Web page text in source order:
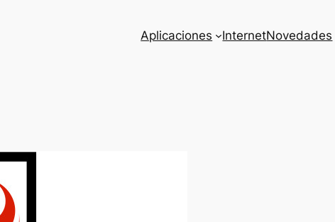
Aplicaciones InternetNovedades